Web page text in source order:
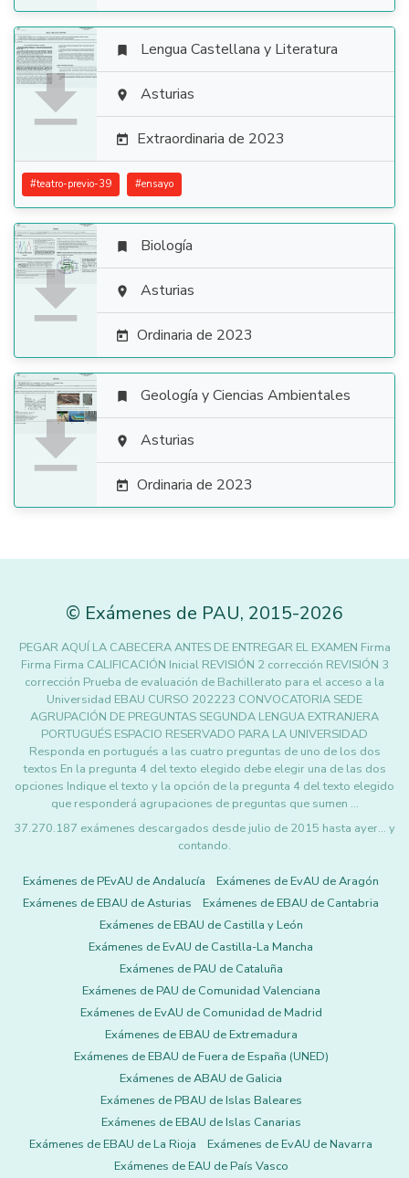

 Lengua Castellana y Literatura
 Asturias
 Extraordinaria de 2023
#teatro-previo-39 #ensayo

 Biología
 Asturias
 Ordinaria de 2023

 Geología y Ciencias Ambientales
 Asturias
 Ordinaria de 2023
© Exámenes de PAU, 2015-2026
PEGAR AQUÍ LA CABECERA ANTES DE ENTREGAR EL EXAMEN Firma
Firma Firma CALIFICACIÓN Inicial REVISIÓN 2 corrección REVISIÓN 3
corrección Prueba de evaluación de Bachillerato para el acceso a la
Universidad EBAU CURSO 202223 CONVOCATORIA SEDE
AGRUPACIÓN DE PREGUNTAS SEGUNDA LENGUA EXTRANJERA
PORTUGUÉS ESPACIO RESERVADO PARA LA UNIVERSIDAD
Responda en portugués a las cuatro preguntas de uno de los dos
textos En la pregunta 4 del texto elegido debe elegir una de las dos
opciones Indique el texto y la opción de la pregunta 4 del texto elegido
que responderá agrupaciones de preguntas que sumen …
37.270.187 exámenes descargados desde julio de 2015 hasta ayer... y
contando.
Exámenes de PEvAU de Andalucía
Exámenes de EvAU de Aragón
Exámenes de EBAU de Asturias
Exámenes de EBAU de Cantabria
Exámenes de EBAU de Castilla y León
Exámenes de EvAU de Castilla-La Mancha
Exámenes de PAU de Cataluña
Exámenes de PAU de Comunidad Valenciana
Exámenes de EvAU de Comunidad de Madrid
Exámenes de EBAU de Extremadura
Exámenes de EBAU de Fuera de España (UNED)
Exámenes de ABAU de Galicia
Exámenes de PBAU de Islas Baleares
Exámenes de EBAU de Islas Canarias
Exámenes de EBAU de La Rioja
Exámenes de EvAU de Navarra
Exámenes de EAU de País Vasco